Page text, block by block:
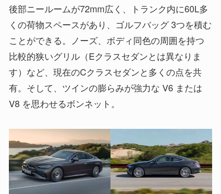
後部ニールームが72mm広く、トランク内に60L多
くの荷物スペースがあり、ゴルフバッグ 3つを積む
ことができる。ノーズ、ボディ同色の周囲を持つ
比較的狭いグリル（Eクラスセダンとは異なりま
す）など、現在のCクラスセダンと多くの点を共
有。そして、ツインの膨らみが強力な V6 または
V8 を思わせるボンネット。